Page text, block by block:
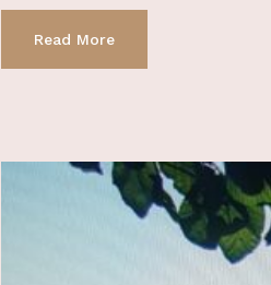
Read More